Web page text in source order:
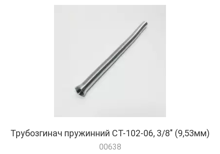
Трубозгинач пружинний СТ-102-06, 3/8" (9,53мм)
00638